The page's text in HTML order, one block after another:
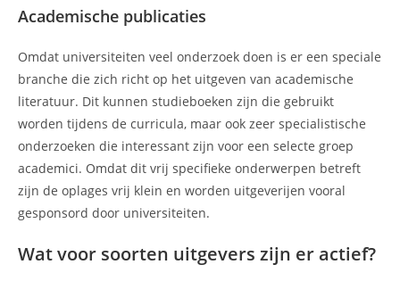
Academische publicaties
Omdat universiteiten veel onderzoek doen is er een speciale
branche die zich richt op het uitgeven van academische
literatuur. Dit kunnen studieboeken zijn die gebruikt
worden tijdens de curricula, maar ook zeer specialistische
onderzoeken die interessant zijn voor een selecte groep
academici. Omdat dit vrij specifieke onderwerpen betreft
zijn de oplages vrij klein en worden uitgeverijen vooral
gesponsord door universiteiten.
Wat voor soorten uitgevers zijn er actief?